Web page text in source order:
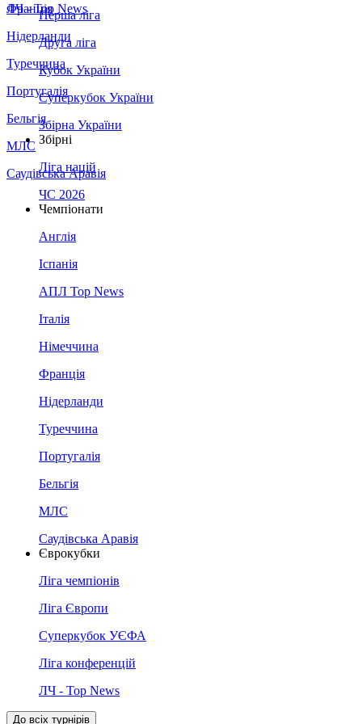
Франція
Нідерланди
Туреччина
Португалія
Бельгія
МЛС
Саудівська Аравія
ЛЧ - Top News
Перша ліга
Друга ліга
Кубок України
Суперкубок України
Збірна України
Збірні
Ліга націй
ЧС 2026
Чемпіонати
Англія
Іспанія
АПЛ Top News
Італія
Німеччина
Франція
Нідерланди
Туреччина
Португалія
Бельгія
МЛС
Саудівська Аравія
Єврокубки
Ліга чемпіонів
Ліга Європи
Суперкубок УЄФА
Ліга конференцій
ЛЧ - Top News
До всіх турнірів